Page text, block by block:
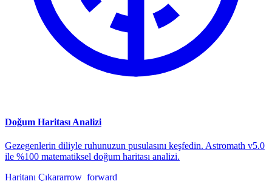
Doğum Haritası Analizi
Gezegenlerin diliyle ruhunuzun pusulasını keşfedin. Astromath v5.0
ile %100 matematiksel doğum haritası analizi.
Haritanı Çıkararrow_forward